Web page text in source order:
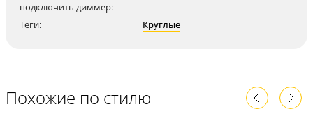
подключить диммер:
Теги: Круглые
Похожие по стилю